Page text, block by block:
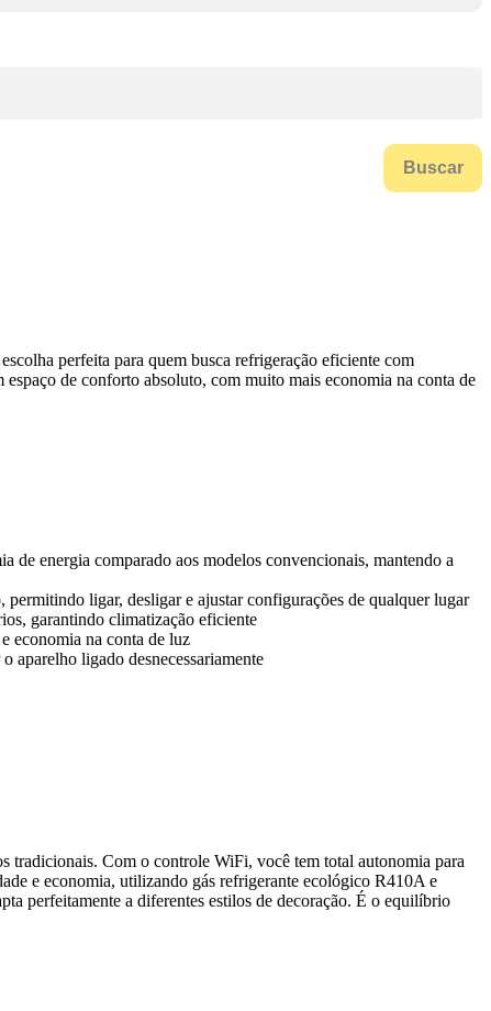
Buscar
perfeita para quem busca refrigeração eficiente com
de conforto absoluto, com muito mais economia na conta de
de energia comparado aos modelos convencionais, mantendo a
ligar, desligar e ajustar configurações de qualquer lugar
garantindo climatização eficiente
economia na conta de luz
aparelho ligado desnecessariamente
tradicionais. Com o controle WiFi, você tem total autonomia para
e economia, utilizando gás refrigerante ecológico R410A e
perfeitamente a diferentes estilos de decoração. É o equilíbrio